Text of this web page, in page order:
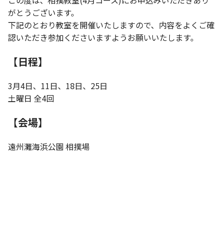
お知らせ
個人情報の取り扱いに関する基本方針 特定商取引法に基づく表記サイトマップ
053-411-8686
メールフォームでのお問い合わせ
教室・イベントに関するお問い合わせは、
各教室・イベントページの問い合わせ先までお願いいたします。
がとうございます。
下記のとおり教室を開催いたしますので、内容をよくご確
認いただき参加くださいますようお願いいたします。
【日程】
3月4日、11日、18日、25日
土曜日 全4回
【会場】
遠州灘海浜公園 相撲場